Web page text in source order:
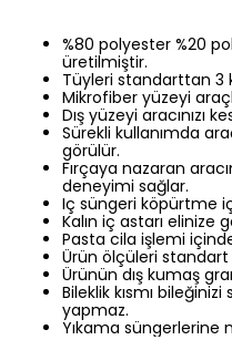
%80 polyester %20
üretilmiştir.
Tüyleri standarttan 3
Mikrofiber yüzeyi
Dış yüzeyi aracınızı
Sürekli kullanımda
görülür.
Fırçaya nazaran
deneyimi sağlar.
Iç süngeri köpürtme
Kalın iç astarı elinize
Pasta cila işlemi
Ürün ölçüleri
Ürünün dış kumaş
Bileklik kısmı
yapmaz.
Yıkama süngerlerine